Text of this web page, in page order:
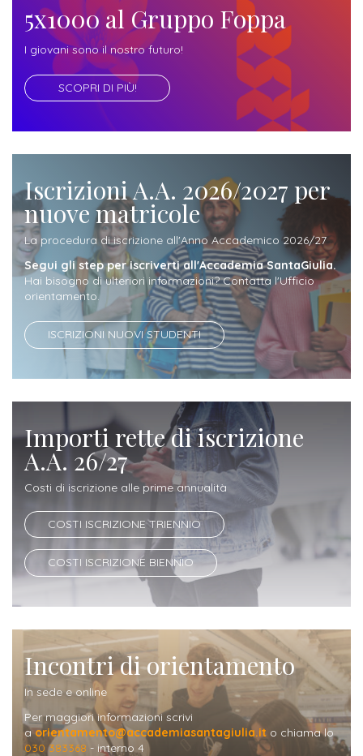
Richiedi
Informazioni
Iscriviti
alla
5x1000 al Gruppo Foppa
I giovani sono il nostro futuro!
SCOPRI DI PIÙ!
Iscrizioni A.A. 2026/2027 per
nuove matricole
La procedura di iscrizione all'Anno Accademico 2026/27
Segui gli step per iscriverti all'Accademia SantaGiulia.
Hai bisogno di ulteriori informazioni? Contatta l'Ufficio
orientamento.
ISCRIZIONI NUOVI STUDENTI
Importi rette di iscrizione
A.A. 26/27
Costi di iscrizione alle prime annualità
COSTI ISCRIZIONE TRIENNIO
COSTI ISCRIZIONE BIENNIO
Incontri di orientamento
In sede e online
Per maggiori informazioni scrivi
aorientamento@accademiasantagiulia.it o chiama lo
030 383368 - interno 4